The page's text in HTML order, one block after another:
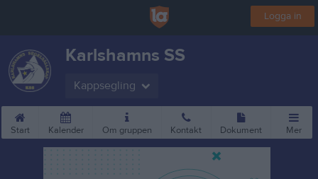
Logga in
Karlshamns SS
Kappsegling
Start Kalender Om gruppen Kontakt Dokument Mer